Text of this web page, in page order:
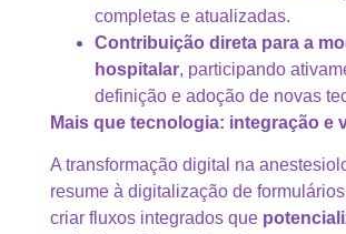
completas e atualizadas.
Contribuição direta para a
hospitalar, participando
definição e adoção de novas
Mais que tecnologia: integração e
A transformação digital na
resume à digitalização de
criar fluxos integrados que